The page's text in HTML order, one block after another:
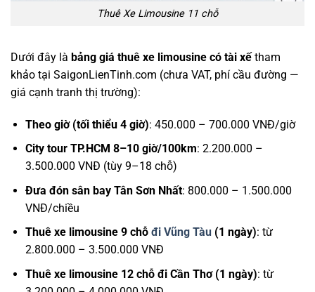
Thuê Xe Limousine 11 chỗ
Dưới đây là bảng giá thuê xe limousine có tài xếtham
khảo tại SaigonLienTinh.com (chưa VAT, phí cầu đường —
giá cạnh tranh thị trường):
Theo giờ (tối thiểu 4 giờ): 450.000 – 700.000 VNĐ/giờ
City tour TP.HCM 8–10 giờ/100km: 2.200.000 –
3.500.000 VNĐ (tùy 9–18 chỗ)
Đưa đón sân bay Tân Sơn Nhất: 800.000 – 1.500.000
VNĐ/chiều
Thuê xe limousine 9 chỗ đi Vũng Tàu(1 ngày): từ
2.800.000 – 3.500.000 VNĐ
Thuê xe limousine 12 chỗ đi Cần Thơ (1 ngày): từ